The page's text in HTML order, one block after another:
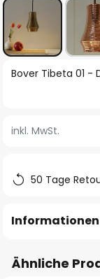
Zum
springen
Bover Tibeta 01 -
inkl. MwSt.
50 Tage
Informationen
Ähnliche